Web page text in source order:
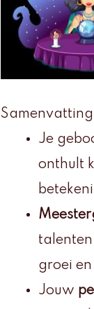
Samenvatting
Je
onthult
groei
Jouw